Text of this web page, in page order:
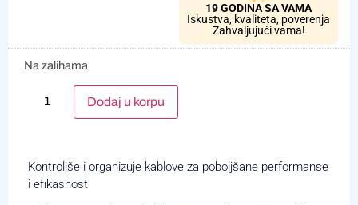
19 GODINA SA VAMA
Iskustva, kvaliteta, poverenja
Zahvaljujući vama!
Na zalihama
Dodaj u korpu
Kontroliše i organizuje kablove za poboljšane performanse
i efikasnost